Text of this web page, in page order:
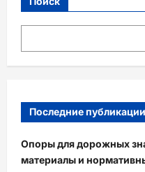
Последние публикации
Опоры для дорожных
материалы и